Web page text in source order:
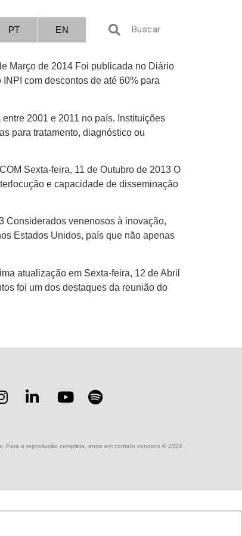
PT EN
Março de 2014 Foi publicada no Diário
com descontos de até 60% para
2001 e 2011 no país. Instituições
para tratamento, diagnóstico ou
Sexta-feira, 11 de Outubro de 2013 O
e capacidade de disseminação
Considerados venenosos à inovação,
Estados Unidos, país que não apenas
atualização em Sexta-feira, 12 de Abril
foi um dos destaques da reunião do
Para a reprodução completa, entre em contato conosco © 2024